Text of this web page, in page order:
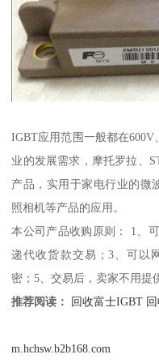
IGBT应用范围一般都在
业的发展需求，摩托罗拉、
产品，实用于家电行业的微
照相机等产品的应用。
本公司产品收购原则： 1、
递代收货款交易；3、可以
密；5、交易后，卖家不用提
推荐阅读：
回收富士IGBT
m.hchsw.b2b168.com